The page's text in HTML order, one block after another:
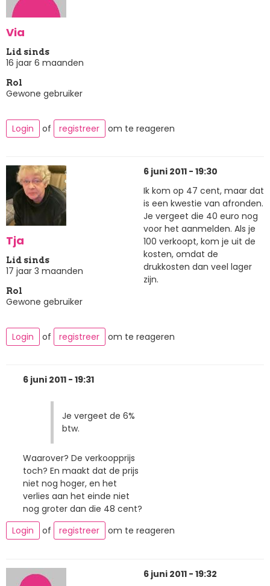
Via
Lid sinds
16 jaar 6 maanden
Rol
Gewone gebruiker
Login of registreer om te reageren
Tja
Lid sinds
17 jaar 3 maanden
Rol
Gewone gebruiker
6 juni 2011 - 19:30
Ik kom op 47 cent, maar dat
is een kwestie van afronden.
Je vergeet die 40 euro nog
voor het aanmelden. Als je
100 verkoopt, kom je uit de
kosten, omdat de
drukkosten dan veel lager
zijn.
Login of registreer om te reageren
6 juni 2011 - 19:31
Je vergeet de 6%
btw.
Waarover? De verkoopprijs
toch? En maakt dat de prijs
niet nog hoger, en het
verlies aan het einde niet
nog groter dan die 48 cent?
Login
of registreer om te reageren
6 juni 2011 - 19:32